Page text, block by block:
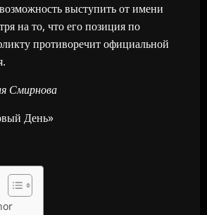
выступить от имени
на то, что его позиция по
противоречит официальной
Смирнова
День»